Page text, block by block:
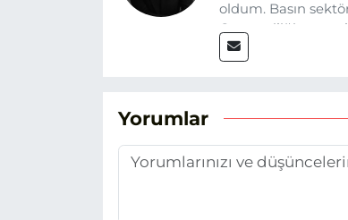
oldum. Basın
Gazeteciliğin
Eskişehir
Yorumlar